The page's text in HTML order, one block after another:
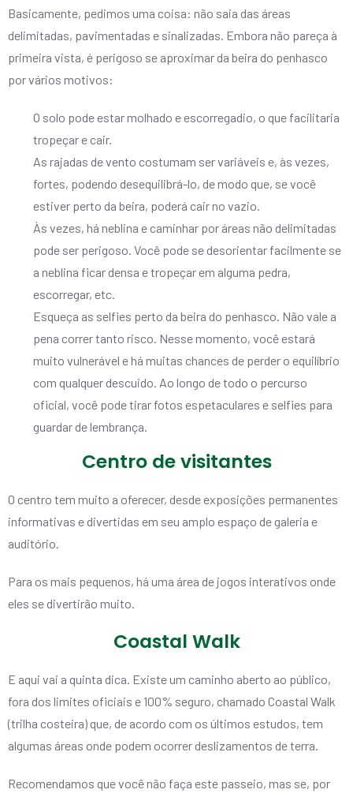
Basicamente, pedimos uma coisa: não saia das áreas
delimitadas, pavimentadas e sinalizadas. Embora não pareça à
primeira vista, é perigoso se aproximar da beira do penhasco
por vários motivos:
O solo pode estar molhado e escorregadio, o que facilitaria
tropeçar e cair.
As rajadas de vento costumam ser variáveis e, às vezes,
fortes, podendo desequilibrá-lo, de modo que, se você
estiver perto da beira, poderá cair no vazio.
Às vezes, há neblina e caminhar por áreas não delimitadas
pode ser perigoso. Você pode se desorientar facilmente se
a neblina ficar densa e tropeçar em alguma pedra,
escorregar, etc.
Esqueça as selfies perto da beira do penhasco. Não vale a
pena correr tanto risco. Nesse momento, você estará
muito vulnerável e há muitas chances de perder o equilíbrio
com qualquer descuido. Ao longo de todo o percurso
oficial, você pode tirar fotos espetaculares e selfies para
guardar de lembrança.
Centro de visitantes
O centro tem muito a oferecer, desde exposições permanentes
informativas e divertidas em seu amplo espaço de galeria e
auditório.
Para os mais pequenos, há uma área de jogos interativos onde
eles se divertirão muito.
Coastal Walk
E aqui vai a quinta dica. Existe um caminho aberto ao público,
fora dos limites oficiais e 100% seguro, chamado Coastal Walk
(trilha costeira) que, de acordo com os últimos estudos, tem
algumas áreas onde podem ocorrer deslizamentos de terra.
Recomendamos que você não faça este passeio, mas se, por